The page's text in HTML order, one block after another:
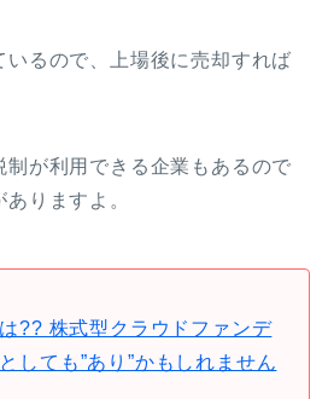
るので、上場後に売却すれば
制が利用できる企業もあるので
りますよ。
?? 株式型クラウドファンデ
しても”あり”かもしれません